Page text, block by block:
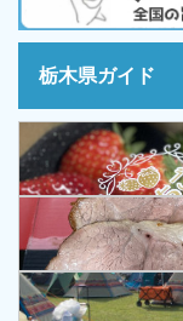
栃木県ガイド